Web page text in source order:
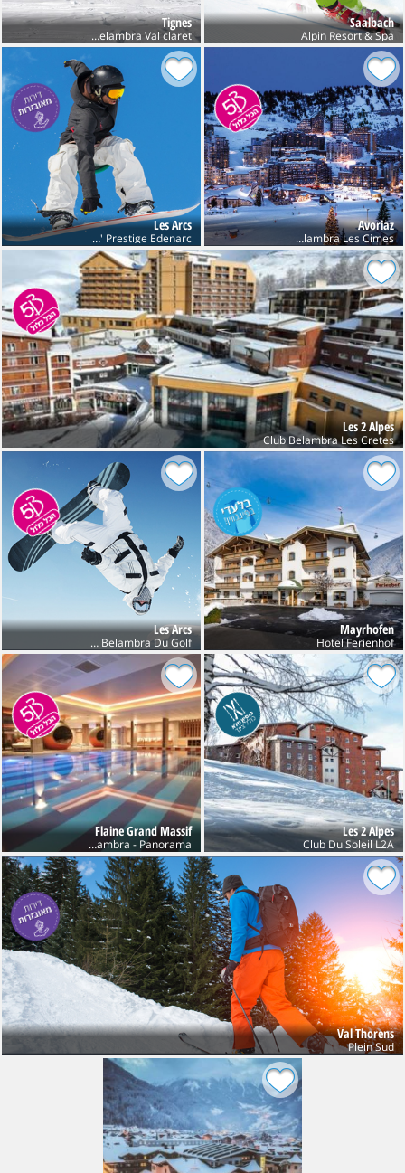
Saalbach
Alpin Resort & Spa
Tignes
Club Belambra Val claret חנוכה
Avoriaz
Club Belambra Les Cimes
Les Arcs
Res' Prestige Edenarc
Les 2 Alpes
Club Belambra Les Cretes
Mayrhofen
Hotel Ferienhof
Les Arcs
Club Belambra Du Golf
Les 2 Alpes
Club Du Soleil L2A
Flaine Grand Massif
Club Belambra - Panorama
Val Thorens
Plein Sud